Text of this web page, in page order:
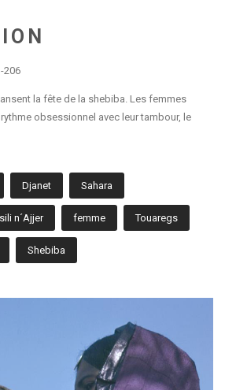
206
la fête de la shebiba. Les femmes
obsessionnel avec leur tambour, le
Djanet Sahara
n´Ajjer femme Touaregs
Shebiba